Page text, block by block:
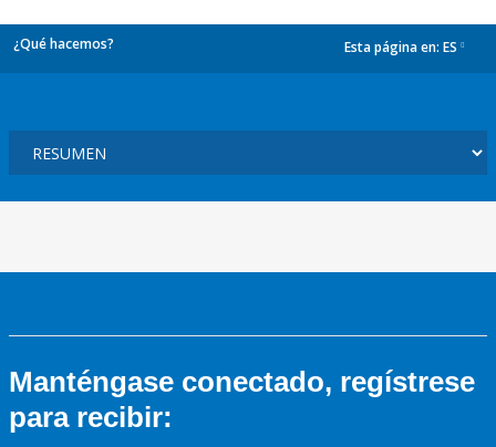
¿Qué hacemos? Esta página en: ES
Manténgase conectado, regístrese
para recibir: